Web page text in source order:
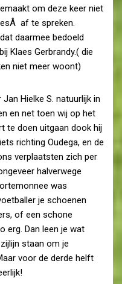
om deze keer niet
af te spreken.
daarmee bedoeld
Klaes Gerbrandy.( die
niet meer woont)
Hielke S. natuurlijk in
en net toen wij op het
te doen uitgaan dook hij
richting Oudega, en de
verplaatsten zich per
halverwege
was
je schoenen
of een schone
erg. Dan leen je wat
staan om je
voor de derde helft